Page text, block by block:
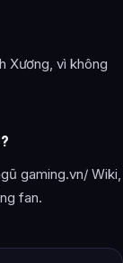
Xương, vì không
gaming.vn/ Wiki,
fan.